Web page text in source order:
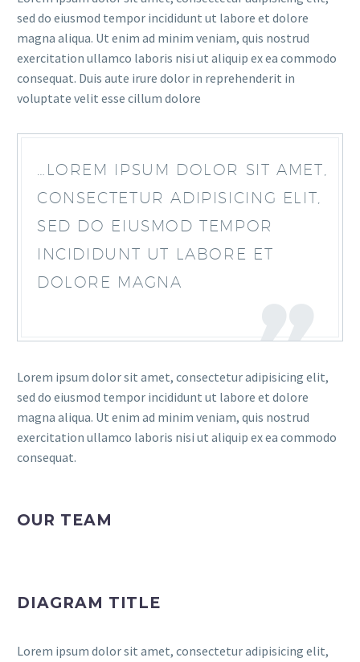
sed do eiusmod tempor incididunt ut labore et dolore
magna aliqua. Ut enim ad minim veniam, quis nostrud
exercitation ullamco laboris nisi ut aliquip ex ea commodo
consequat. Duis aute irure dolor in reprehenderit in
voluptate velit esse cillum dolore
…LOREM IPSUM DOLOR SIT AMET,
CONSECTETUR ADIPISICING ELIT,
SED DO EIUSMOD TEMPOR
INCIDIDUNT UT LABORE ET
DOLORE MAGNA
Lorem ipsum dolor sit amet, consectetur adipisicing elit,
sed do eiusmod tempor incididunt ut labore et dolore
magna aliqua. Ut enim ad minim veniam, quis nostrud
exercitation ullamco laboris nisi ut aliquip ex ea commodo
consequat.
OUR TEAM
DIAGRAM TITLE
Lorem ipsum dolor sit amet, consectetur adipisicing elit,